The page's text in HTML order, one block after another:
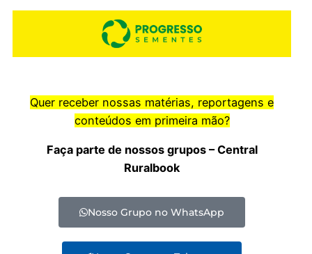
Quer receber nossas matérias, reportagens e
conteúdos em primeira mão?
Faça parte de nossos grupos – Central
Ruralbook
Nosso Grupo no WhatsApp